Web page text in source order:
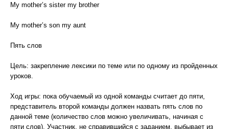
My mother’s sister my brother
My mother’s son my aunt
Пять слов
Цель: закрепление лексики по теме или по одному из пройденных
уроков.
Ход игры: пока обучаемый из одной команды считает до пяти,
представитель второй команды должен назвать пять слов по
данной теме (количество слов можно увеличивать, начиная с
пяти слов). Участник, не справившийся с заданием, выбывает из